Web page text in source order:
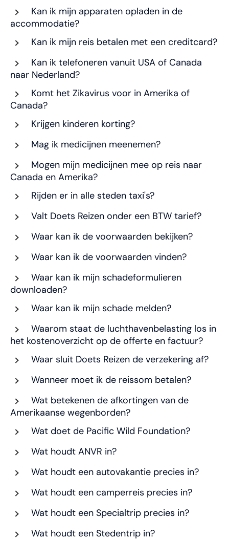
Kan ik mijn apparaten opladen in de
accommodatie?
Kan ik mijn reis betalen met een creditcard?
Kan ik telefoneren vanuit USA of Canada
naar Nederland?
Komt het Zikavirus voor in Amerika of
Canada?
Krijgen kinderen korting?
Mag ik medicijnen meenemen?
Mogen mijn medicijnen mee op reis naar
Canada en Amerika?
Rijden er in alle steden taxi's?
Valt Doets Reizen onder een BTW tarief?
Waar kan ik de voorwaarden bekijken?
Waar kan ik de voorwaarden vinden?
Waar kan ik mijn schadeformulieren
downloaden?
Waar kan ik mijn schade melden?
Waarom staat de luchthavenbelasting los in
het kostenoverzicht op de offerte en factuur?
Waar sluit Doets Reizen de verzekering af?
Wanneer moet ik de reissom betalen?
Wat betekenen de afkortingen van de
Amerikaanse wegenborden?
Wat doet de Pacific Wild Foundation?
Wat houdt ANVR in?
Wat houdt een autovakantie precies in?
Wat houdt een camperreis precies in?
Wat houdt een Specialtrip precies in?
Wat houdt een Stedentrip in?